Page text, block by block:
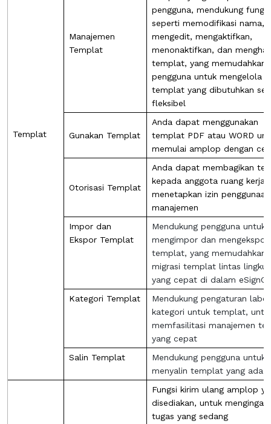
Templat
Manajemen
Templat
pengguna, mendukung fungsi
seperti memodifikasi nama,
mengedit, mengaktifkan,
menonaktifkan, dan
templat, yang memudahkan
pengguna untuk mengelola
templat yang dibutuhkan
fleksibel
Gunakan Templat
Anda dapat menggunakan
templat PDF atau WORD
memulai amplop dengan
Otorisasi Templat
Anda dapat membagikan
kepada anggota ruang kerja
menetapkan izin
manajemen
Impor dan
Ekspor Templat
Mendukung pengguna untuk
mengimpor dan mengekspor
templat, yang memudahkan
migrasi templat lintas
yang cepat di dalam
Kategori Templat
Mendukung pengaturan label
kategori untuk templat,
memfasilitasi manajemen
yang cepat
Salin Templat
Mendukung pengguna untuk
menyalin templat yang ada
Fungsi kirim ulang amplop
disediakan, untuk
tugas yang sedang